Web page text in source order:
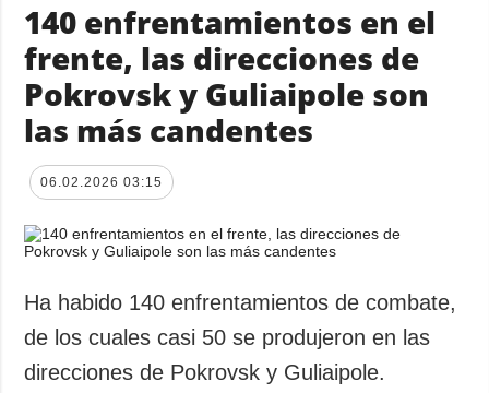
140 enfrentamientos en el
frente, las direcciones de
Pokrovsk y Guliaipole son
las más candentes
06.02.2026 03:15
Ha habido 140 enfrentamientos de combate,
de los cuales casi 50 se produjeron en las
direcciones de Pokrovsk y Guliaipole.